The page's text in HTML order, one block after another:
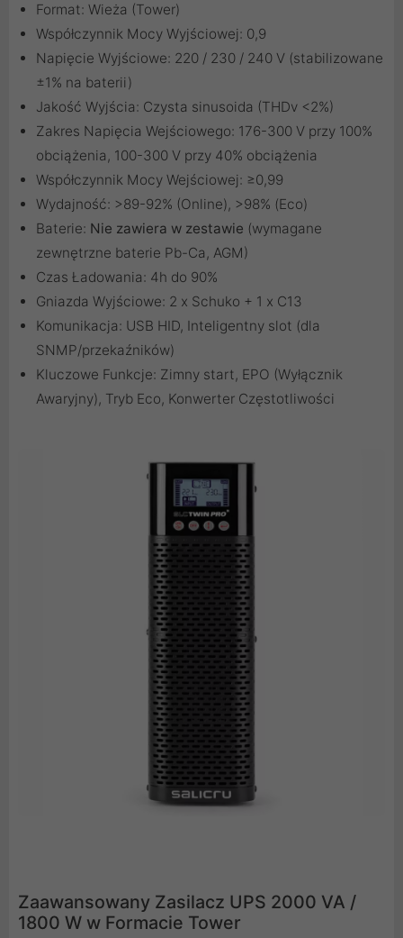
Format: Wieża (Tower)
Współczynnik Mocy Wyjściowej: 0,9
Napięcie Wyjściowe: 220 / 230 / 240 V (stabilizowane
±1% na baterii)
Jakość Wyjścia: Czysta sinusoida (THDv <2%)
Zakres Napięcia Wejściowego: 176-300 V przy 100%
obciążenia, 100-300 V przy 40% obciążenia
Współczynnik Mocy Wejściowej: ≥0,99
Wydajność: >89-92% (Online), >98% (Eco)
Baterie: Nie zawiera w zestawie (wymagane
zewnętrzne baterie Pb-Ca, AGM)
Czas Ładowania: 4h do 90%
Gniazda Wyjściowe: 2 x Schuko + 1 x C13
Komunikacja: USB HID, Inteligentny slot (dla
SNMP/przekaźników)
Kluczowe Funkcje: Zimny start, EPO (Wyłącznik
Awaryjny), Tryb Eco, Konwerter Częstotliwości
Zaawansowany Zasilacz UPS 2000 VA /
1800 W w Formacie Tower